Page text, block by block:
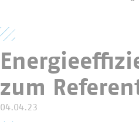
zum
04.04.23